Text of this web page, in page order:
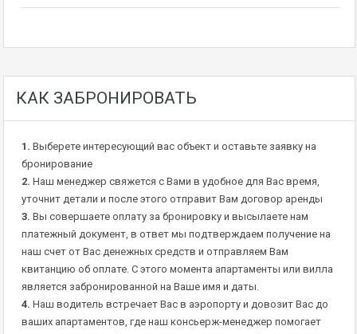
КАК ЗАБРОНИРОВАТЬ
1. Выберете интересующий вас объект и оставьте заявку на
бронирование
2. Наш менеджер свяжется с Вами в удобное для Вас время,
уточнит детали и после этого отправит Вам договор аренды
3. Вы совершаете оплату за бронировку и высылаете нам
платежный документ, в ответ мы подтверждаем получение на
наш счет от Вас денежных средств и отправляем Вам
квитанцию об оплате. С этого момента апартаменты или вилла
является забронированной на Ваше имя и даты.
4. Наш водитель встречает Вас в аэропорту и довозит Вас до
ваших апартаментов, где наш консьерж-менеджер помогает